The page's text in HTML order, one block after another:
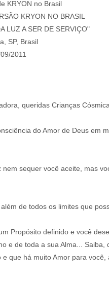
KRYON no Brasil
KRYON NO BRASIL
LUZ A SER DE SERVIÇO"
SP, Brasil
2011
queridas Crianças
do Amor de Deus em
sequer você aceite, mas
de todos os limites que
Propósito definido e você
e de toda a sua Alma... Saiba,
que há muito Amor para você,